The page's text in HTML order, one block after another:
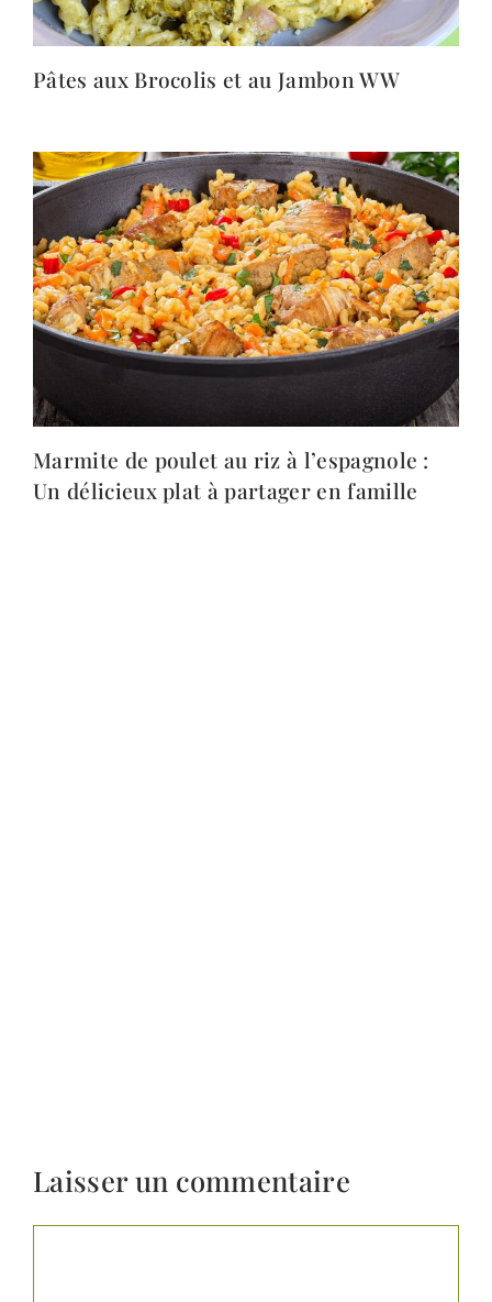
Pâtes aux Brocolis et au Jambon WW
Marmite de poulet au riz à l’espagnole :
Un délicieux plat à partager en famille
Laisser un commentaire